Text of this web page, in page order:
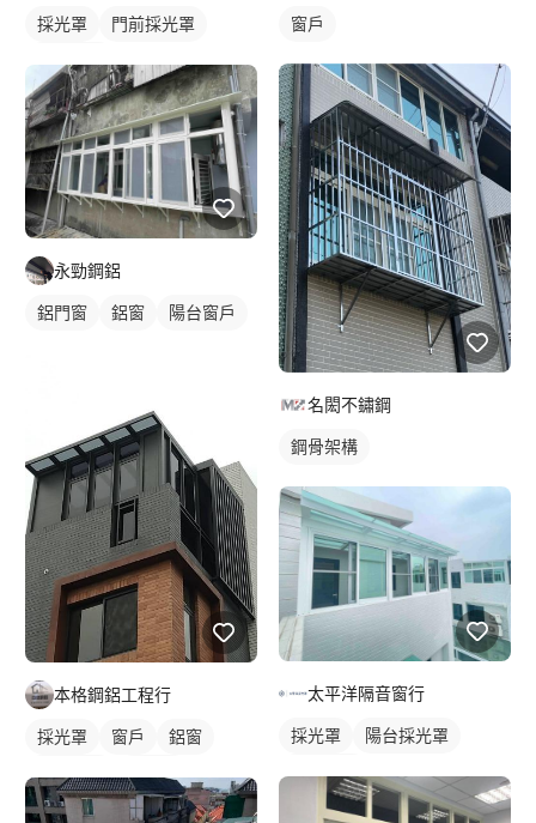
採光罩
門前採光罩
永勁鋼鋁
鋁門窗 鋁窗 陽台窗戶
本格鋼鋁工程行
採光罩 窗戶
鋁窗
窗戶
名閎不鏽鋼
鋼骨架構
太平洋隔音窗行
採光罩
陽台採光罩